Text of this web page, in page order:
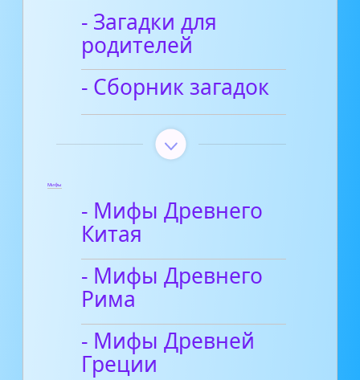
- Загадки для
родителей
- Сборник загадок
Мифы
- Мифы Древнего
Китая
- Мифы Древнего
Рима
- Мифы Древней
Греции